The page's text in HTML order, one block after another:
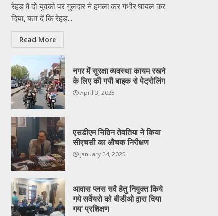
रेहड़ में दो युवको पर गुलदार ने हमला कर गंभीर घायल कर
दिया, बता दें कि रेहड़...
Read More
नगर में सुरक्षा व्यवस्था कायम रखने
के लिए की गयी बाइक से पेट्रोलिंग
April 3, 2025
एसडीएम नितिन तेवतिया ने किया
सीएचसी का औचक निरीक्षण
January 24, 2025
आवास प्लस सर्वे हेतु नियुक्त किये
गये सर्वेयरो को बीडीओ द्वारा दिया
गया प्रशिक्षण